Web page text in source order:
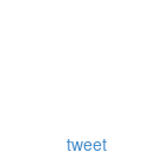
tweet